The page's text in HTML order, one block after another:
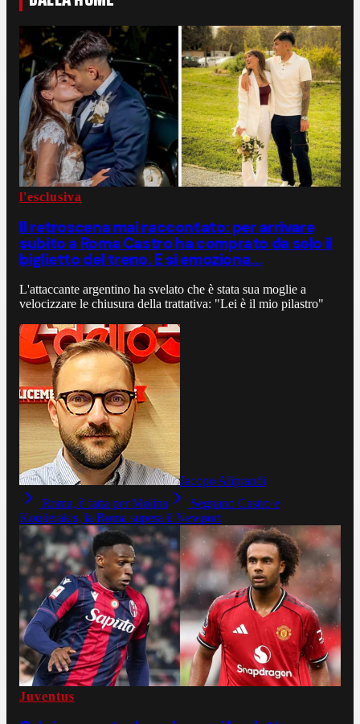
l'esclusiva
Il retroscena mai raccontato: per arrivare
subito a Roma Castro ha comprato da solo il
biglietto del treno. E si emoziona...
L'attaccante argentino ha svelato che è stata sua moglie a
velocizzare le chiusura della trattativa: "Lei è il mio pilastro"
Jacopo Aliprandi
Roma, è fatta per Molina
Segnano Castro e
Koulierakis, la Roma supera il Newport
Juventus